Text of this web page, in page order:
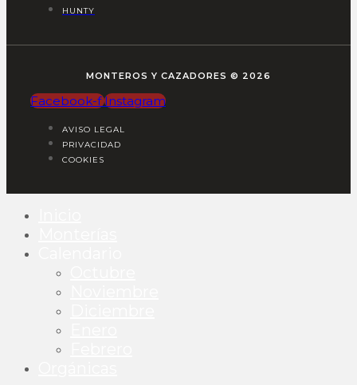
HUNTY
MONTEROS Y CAZADORES © 2026
Facebook-f Instagram
AVISO LEGAL
PRIVACIDAD
COOKIES